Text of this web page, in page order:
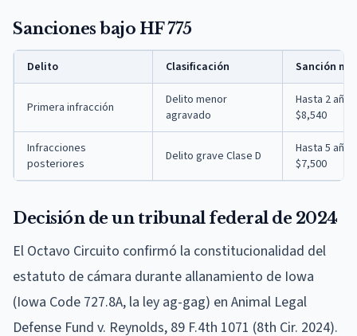
Sanciones bajo HF 775
Delito Clasificación Sanción
Primera infracción
Delito menor
agravado
Hasta 2
$8,540
Infracciones
posteriores
Delito grave Clase D
Hasta 5
$7,500
Decisión de un tribunal federal de 2024
El Octavo Circuito confirmó la constitucionalidad del
estatuto de cámara durante allanamiento de Iowa
(Iowa Code 727.8A, la ley ag-gag) en Animal Legal
Defense Fund v. Reynolds, 89 F.4th 1071 (8th Cir. 2024).